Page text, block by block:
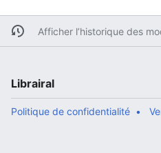
Afficher l’historique des
Librairal
Politique de confidentialité